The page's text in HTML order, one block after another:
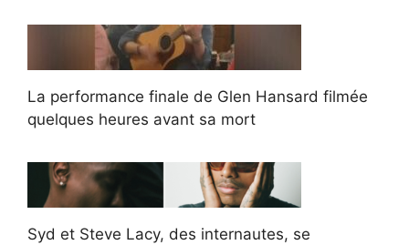
La performance finale de Glen Hansard filmée
quelques heures avant sa mort
Syd et Steve Lacy, des internautes, se